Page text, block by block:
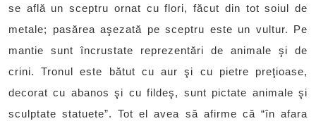
se află un sceptru ornat cu flori, făcut din tot soiul de
metale; pasărea aşezată pe sceptru este un vultur. Pe
mantie sunt încrustate reprezentări de animale şi de
crini. Tronul este bătut cu aur şi cu pietre preţioase,
decorat cu abanos şi cu fildeş, sunt pictate animale şi
sculptate statuete”. Tot el avea să afirme că “în afara